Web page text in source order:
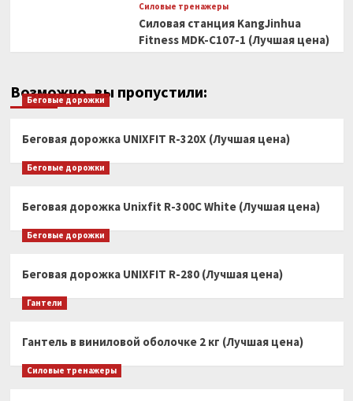
Силовые тренажеры
Силовая станция KangJinhua
Fitness MDK-C107-1 (Лучшая цена)
Возможно, вы пропустили:
Беговые дорожки
Беговая дорожка UNIXFIT R-320X (Лучшая цена)
Беговые дорожки
Беговая дорожка Unixfit R-300C White (Лучшая цена)
Беговые дорожки
Беговая дорожка UNIXFIT R-280 (Лучшая цена)
Гантели
Гантель в виниловой оболочке 2 кг (Лучшая цена)
Силовые тренажеры